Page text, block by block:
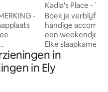
District
met
Kadia's Place -
Everything Else
Boek je verblijf in
handige
een weekendje
Elke slaapkamer
voor je vermaak.
steenworp
Walmart, Lowe's
in
in Ely